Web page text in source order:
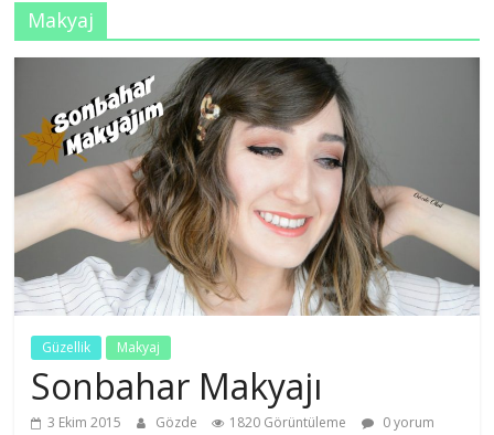
Makyaj
Güzellik Makyaj
Sonbahar Makyajı
3 Ekim 2015 Gözde 1820 Görüntüleme
0 yorum